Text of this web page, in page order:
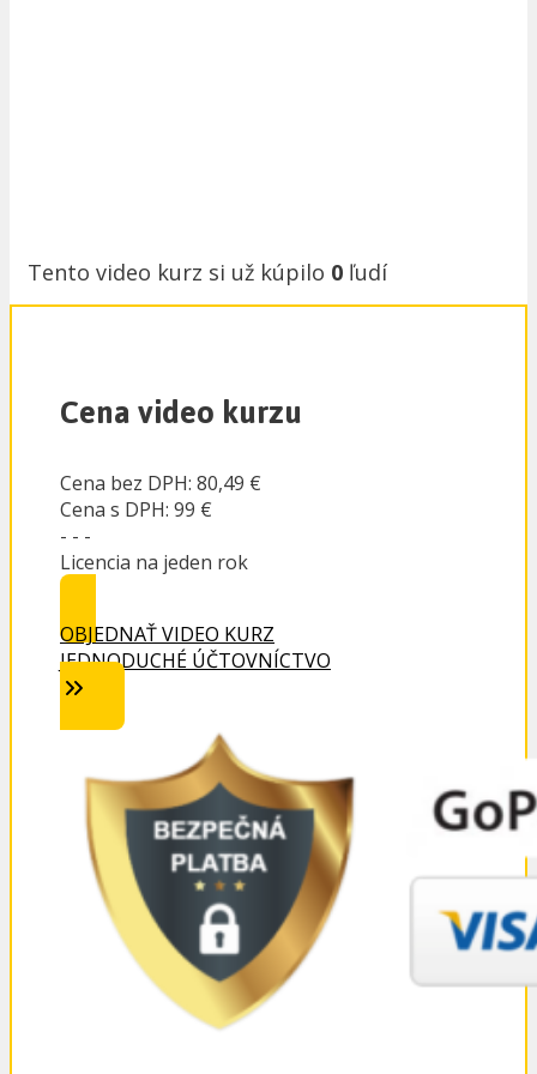
Tento video kurz si už kúpilo 0 ľudí
Cena video kurzu
Cena bez DPH: 80,49 €
Cena s DPH: 99 €
- - -
Licencia na jeden rok
OBJEDNAŤ VIDEO KURZ
JEDNODUCHÉ ÚČTOVNÍCTVO